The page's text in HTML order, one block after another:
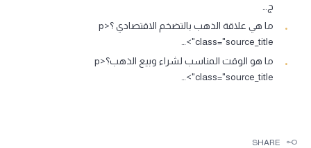
ج…
ما هي علاقة الذهب بالتضخم الاقتصادي ؟<p
class="source_title">…
ما هو الوقت المناسب لشراء وبيع الذهب؟<p
class="source_title">…
SHARE